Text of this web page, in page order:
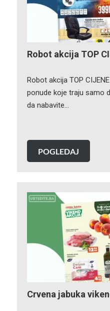
Robot akcija TOP
Robot akcija TOP
ponude koje traju samo
da nabavite…
POGLEDAJ
Crvena jabuka